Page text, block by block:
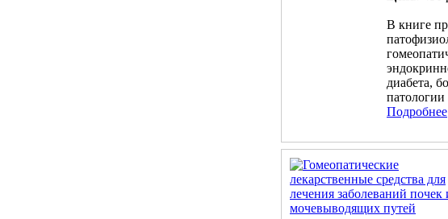
В книге
диабета,
патологии
Подробнее